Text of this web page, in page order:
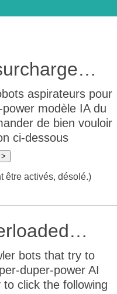
aspirateurs pour
modèle IA du
de bien vouloir
ci-dessous
être activés, désolé.)
bots that try to
duper-power AI
click the following